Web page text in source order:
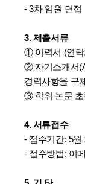
- 3차 임원 면접
3. 제출서류
① 이력서 (연락
② 자기소개서
경력사항을 구
③ 학위 논문 초
4. 서류접수
- 접수기간: 5월
- 접수방법: 이